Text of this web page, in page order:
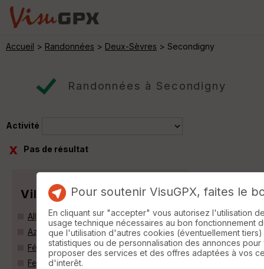
Accueil > Randonnées > Deux-Sèvres > Secondigny
Randonnées à Secondigny
Activité
Pas de résultat
Villes
Allonne (79130)
Azay-sur-Thouet (79130)
Fénery (79450)
Fenioux (79160)
Pour soutenir VisuGPX, faites le
En cliquant sur "accepter" vous autorisez l'utilisation
usage technique nécessaires au bon fonctionnement
que l'utilisation d'autres cookies (éventuellement
statistiques ou de personnalisation des annonces pour
proposer des services et des offres adaptées à vos
d'interêt.